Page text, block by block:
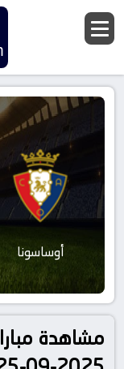
أوساسونا
مشاهدة